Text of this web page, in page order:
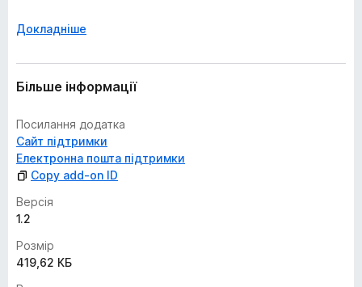
Докладніше
Більше інформації
Посилання додатка
Сайт підтримки
Електронна пошта підтримки
Copy add-on ID
Версія
1.2
Розмір
419,62 КБ